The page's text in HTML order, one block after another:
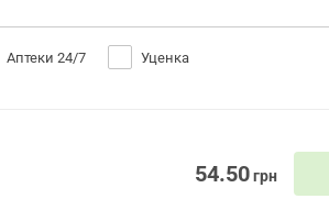
Аптеки 24/7 Уценка
54.50грн